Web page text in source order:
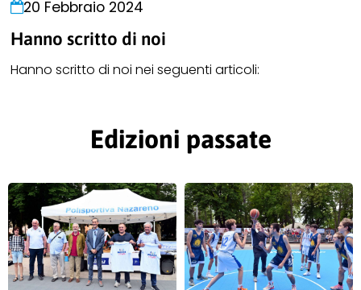
20 Febbraio 2024
Hanno scritto di noi
Hanno scritto di noi nei seguenti articoli:
Edizioni passate